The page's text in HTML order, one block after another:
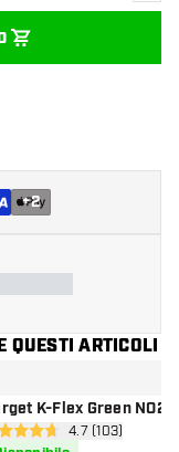
+2
QUESTI ARTICOLI
lista dei desideri
K-Flex Green NO2
apri pannello
stelle di valutazione
4.7 (103)